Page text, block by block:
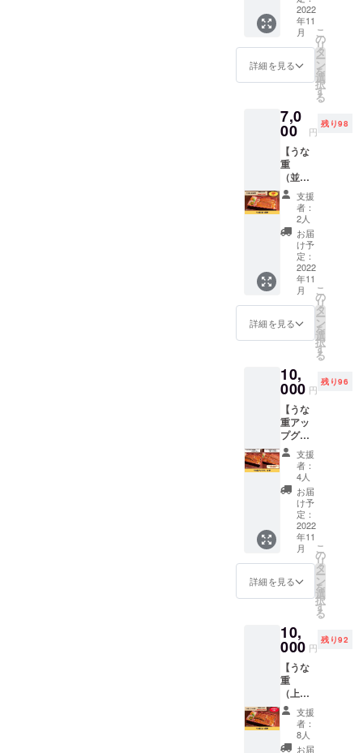
くださ
い。 ※
ニック
ネーム
での掲
※2022
年11月
間掲載
いたし
ます。
の配達1
個分の
お値段
で2個お
届けさ
せてい
※配達エ
リアは
大阪市
内限定
となり
ます。
※大阪市
以外の
方が支
援され
た場合
はメー
ルでご
連絡し
配達料
をいた
だく、
扱いと
させて
きま
す。 ※
有効期
限は
2022年
11月か
ら1年間
です。
2022
年11
月
詳細を見る
こ
の
リ
タ
ー
ン
を
選
択
す
る
7,0
00 円
残り98
【うな
重
（並）5
回券】
うな重
（並）
の5回券
です。
通常価
格7,500
円のと
ころ、
500円お
得で
す！ ※
用に限
らせて
いただ
きま
す。 ※
店舗ま
での交
通費は
支援者
さまの
ご負担
となり
ます。
※2022
年11月
から1年
以内に
支援
者：
2人
お届
け予
定：
2022
年11
月
詳細を見る
こ
の
リ
タ
ー
ン
を
選
択
す
る
10,
000 円
残り96
【うな
重アッ
プグ
レード
券】 う
な重を
アップ
グレー
ド！
ちょっ
と贅沢
したい
なとい
う時
に。 同
伴者1名
一緒に
お使い
いただ
けま
す！
■「オプ
ショ
ン」で
お選び
くださ
支援
者：
4人
お届
け予
定：
2022
年11
月
詳細を見る
こ
の
リ
タ
ー
ン
を
選
択
す
る
10,
000 円
残り92
【うな
重
（上）5
回券】
1,500円
お得！
うな重
支援
者：
8人
お届